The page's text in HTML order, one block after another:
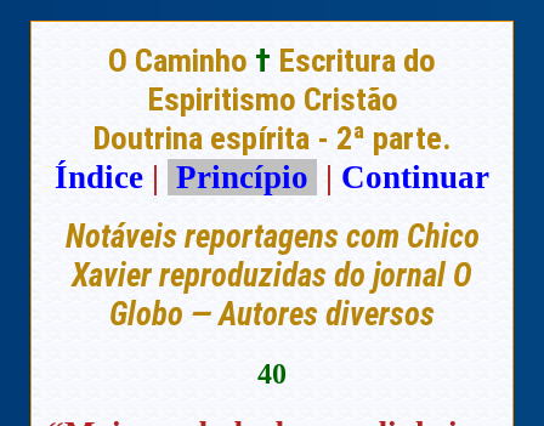
O Caminho † Escritura do
Espiritismo Cristão
Doutrina espírita - 2ª parte.
Índice | Princípio | Continuar
Notáveis reportagens com Chico
Xavier reproduzidas do jornal O
Globo — Autores diversos
40